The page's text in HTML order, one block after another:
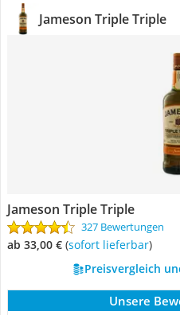
Jameson Triple Triple
Jameson Triple Triple
327 Bewertungen
ab 33,00 € ( Sofort lieferbar)
Preisvergleich
Unsere